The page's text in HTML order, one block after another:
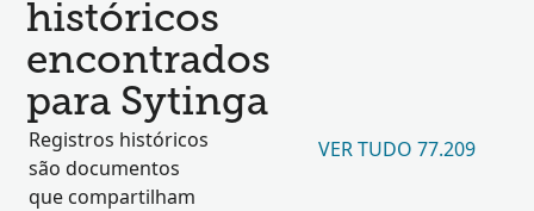
históricos
encontrados
para Sytinga
Registros históricos
são documentos
que compartilham
VER TUDO 77.209